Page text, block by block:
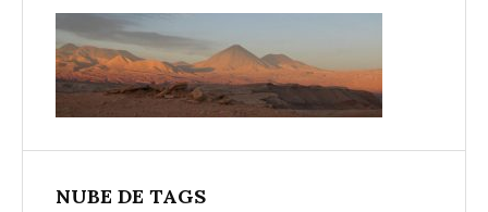
NUBE DE TAGS